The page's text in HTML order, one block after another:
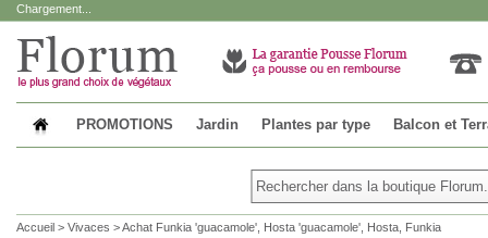
Chargement...
PROMOTIONS Jardin Plantes par type Balcon et
Accueil > Vivaces >Achat Funkia 'guacamole', Hosta 'guacamole', Hosta, Funkia